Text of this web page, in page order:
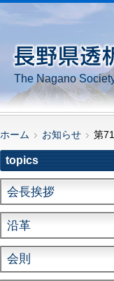
The Nagano
ホーム お知らせ 第
topics
会長挨拶
沿革
会則